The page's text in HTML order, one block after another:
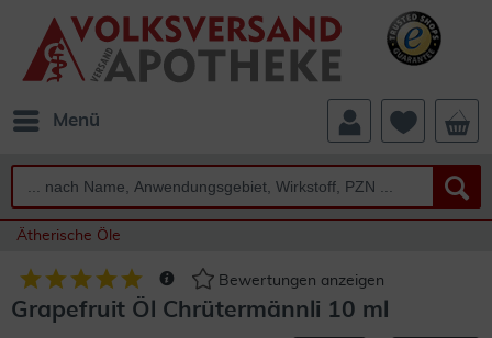
Menü
Ätherische Öle
Bewertungen anzeigen
Grapefruit Öl Chrütermännli 10 ml